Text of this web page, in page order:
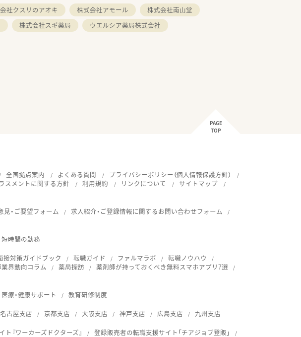
社クスリのアオキ 株式会社アモール
株式会社南山堂
株式会社スギ薬局
ウエルシア薬局株式会社
PAGE
TOP
全国拠点案内 よくある質問
プライバシーポリシー（個人情報保護方針）
スメントに関する方針 利用規約 リンクについて
サイトマップ
・ご要望フォーム
求人紹介・ご登録情報に関するお問い合わせフォーム
短時間の勤務
接対策ガイドブック 転職ガイド ファルマラボ
転職ノウハウ
界動向コラム 薬局探訪
薬剤師が持っておくべき無料スマホアプリ7選
医療・健康サポート 教育研修制度
名古屋支店 京都支店 大阪支店 神戸支店 広島支店 九州支店
『ワーカーズドクターズ』
登録販売者の転職支援サイト「チアジョブ登販」